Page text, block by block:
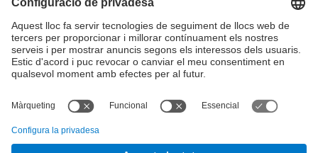
Directori UPC
Formulari de contacte